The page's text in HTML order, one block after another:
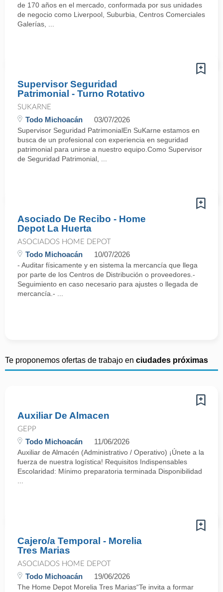
de 170 años en el mercado, conformada por sus unidades
de negocio como Liverpool, Suburbia, Centros Comerciales
Galerías, ...
Supervisor Seguridad
Patrimonial - Turno Rotativo
SUKARNE
Todo Michoacán 03/07/2026
Supervisor Seguridad PatrimonialEn SuKarne estamos en
busca de un profesional con experiencia en seguridad
patrimonial para unirse a nuestro equipo.Como Supervisor
de Seguridad Patrimonial, ...
Asociado De Recibo - Home
Depot La Huerta
ASOCIADOS HOME DEPOT
Todo Michoacán 10/07/2026
- Auditar físicamente y en sistema la mercancía que llega
por parte de los Centros de Distribución o proveedores.-
Seguimiento en caso necesario para ajustes o llegada de
mercancía.- ...
Te proponemos ofertas de trabajo en ciudades próximas
Auxiliar De Almacen
GEPP
Todo Michoacán 11/06/2026
Auxiliar de Almacén (Administrativo / Operativo) ¡Únete a la
fuerza de nuestra logística! Requisitos Indispensables
Escolaridad: Mínimo preparatoria terminada Disponibilidad
Cajero/a Temporal - Morelia
Tres Marias
ASOCIADOS HOME DEPOT
Todo Michoacán 19/06/2026
The Home Depot Morelia Tres Marias“Te invita a formar